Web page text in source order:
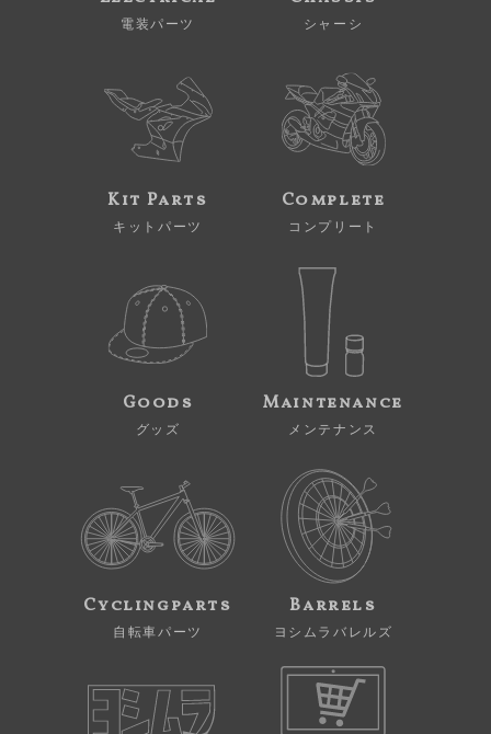
電装パーツ シャーシ
Kit Parts
キットパーツ
Complete
コンプリート
Goods
グッズ
Maintenance
メンテナンス
Cyclingparts
自転車パーツ
Barrels
ヨシムラバレルズ